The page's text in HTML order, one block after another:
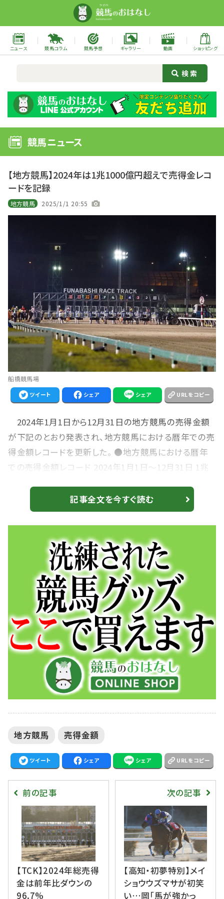
ニュース 競馬コラム 競馬予想 ギャラリー 動画 ショッピング
競馬ニュース
【地方競馬】2024年は1兆1000億円超えで売得金レコ
ードを記録
地方競馬 2025/1/1 20:55
船橋競馬場
ツイート シェア シェア URLをコピー
2024年1月1日から12月31日の地方競馬の売得金額
が下記のとおり発表され、地方競馬における暦年での売
得金額レコードを更新した。 ●地方競馬における暦年
での売得金額レコード 2024年1月1日～12月31日 1兆
2024年総売得金は前年比ダウンの96.7% 2023年を更
新 ●従来の記録：地方競馬における暦年での売得金額
レコード 2023年1月1日～12月31日 1兆0734億8095万
5320円 ※NARが設立した1962年以降の記録 ...
記事全文を今すぐ読む
地方競馬 売得金額
ツイート シェア シェア URLをコピー
前の記事
【TCK】2024年総売得
金は前年比ダウンの
96.7%
次の記事
【高知・初夢特別】メイ
ショウウズマサが初笑
い…岡「馬が強かっ